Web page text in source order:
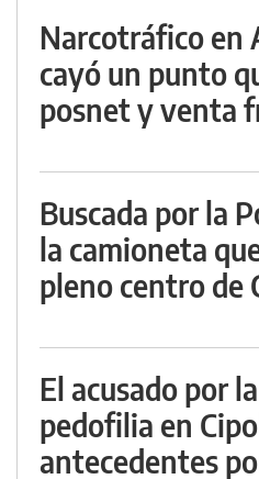
Narcotráfico en
cayó un punto
posnet y venta
Buscada por la
la camioneta
pleno centro de
El acusado por
pedofilia en
antecedentes